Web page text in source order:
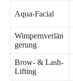
Aqua-Facial
Wimpernverlän
gerung
Brow- & Lash-
Lifting